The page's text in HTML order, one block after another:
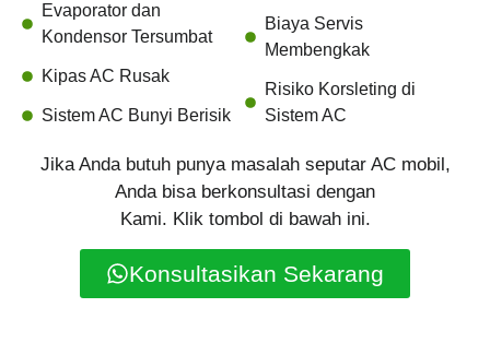
Evaporator dan
Kondensor Tersumbat
Kipas AC Rusak
Sistem AC Bunyi Berisik
Biaya Servis
Membengkak
Risiko Korsleting di
Sistem AC
Jika Anda butuh punya masalah seputar AC mobil,
Anda bisa berkonsultasi dengan
Kami. Klik tombol di bawah ini.
Konsultasikan Sekarang